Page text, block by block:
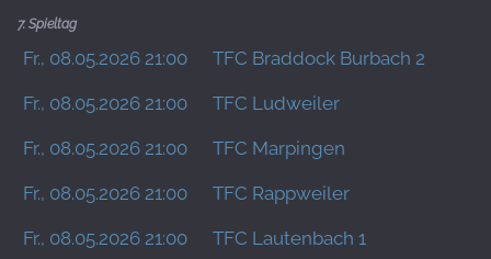
7. Spieltag
Fr., 08.05.2026 21:00 TFC Braddock Burbach 2
Fr., 08.05.2026 21:00 TFC Ludweiler
Fr., 08.05.2026 21:00 TFC Marpingen
Fr., 08.05.2026 21:00 TFC Rappweiler
Fr., 08.05.2026 21:00 TFC Lautenbach 1